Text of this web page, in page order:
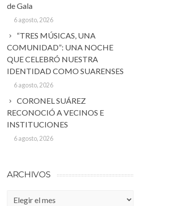
de Gala
6 agosto, 2026
“TRES MÚSICAS, UNA
COMUNIDAD”: UNA NOCHE
QUE CELEBRÓ NUESTRA
IDENTIDAD COMO SUARENSES
6 agosto, 2026
CORONEL SUÁREZ
RECONOCIÓ A VECINOS E
INSTITUCIONES
6 agosto, 2026
ARCHIVOS
Archivos